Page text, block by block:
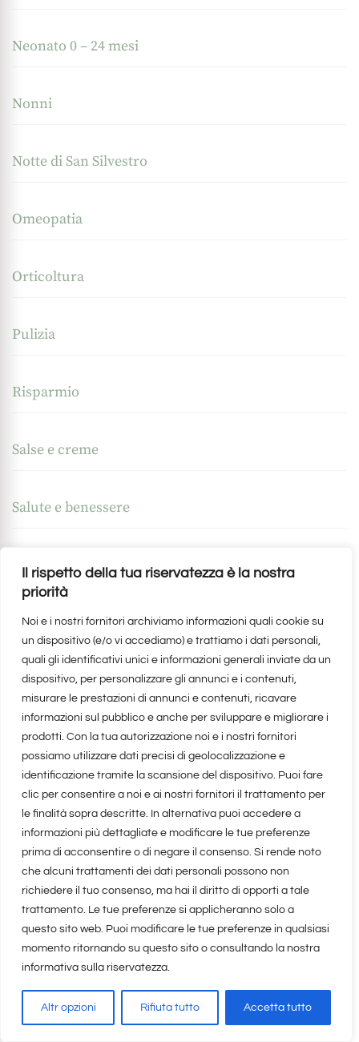
Il rispetto della tua riservatezza è la nostra
priorità
Noi e i nostri fornitori archiviamo informazioni quali cookie su
un dispositivo (e/o vi accediamo) e trattiamo i dati personali,
quali gli identificativi unici e informazioni generali inviate da un
dispositivo, per personalizzare gli annunci e i contenuti,
misurare le prestazioni di annunci e contenuti, ricavare
informazioni sul pubblico e anche per sviluppare e migliorare i
prodotti. Con la tua autorizzazione noi e i nostri fornitori
possiamo utilizzare dati precisi di geolocalizzazione e
identificazione tramite la scansione del dispositivo. Puoi fare
clic per consentire a noi e ai nostri fornitori il trattamento per
le finalità sopra descritte. In alternativa puoi accedere a
informazioni più dettagliate e modificare le tue preferenze
prima di acconsentire o di negare il consenso. Si rende noto
che alcuni trattamenti dei dati personali possono non
richiedere il tuo consenso, ma hai il diritto di opporti a tale
trattamento. Le tue preferenze si applicheranno solo a
questo sito web. Puoi modificare le tue preferenze in qualsiasi
momento ritornando su questo sito o consultando la nostra
informativa sulla riservatezza.
Altr opzioni Rifiuta tutto Accetta tutto
Neonato 0 – 24 mesi
Nonni
Notte di San Silvestro
Omeopatia
Orticoltura
Pulizia
Risparmio
Salse e creme
Salute e benessere
Separazione e Divorzio
Spiritualità
Tutela dell’ambiente
Vacanze
Vita in Appartamento
Iscriviti e seguici